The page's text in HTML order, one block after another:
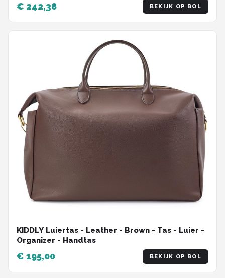
€ 242,38 BEKIJK OP BOL
KIDDLY Luiertas - Leather - Brown - Tas - Luier -
Organizer - Handtas
€ 195,00 BEKIJK OP BOL